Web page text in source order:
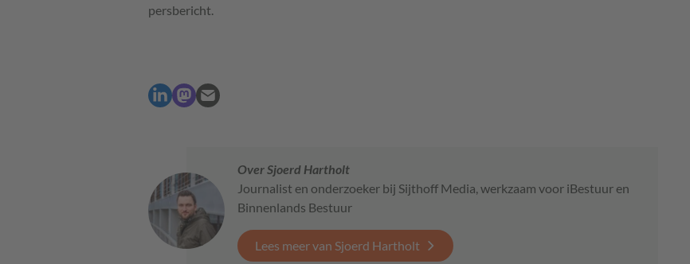
persbericht.
Over Sjoerd Hartholt
Journalist en onderzoeker bij Sijthoff Media, werkzaam voor iBestuur en
Binnenlands Bestuur
Lees meer van Sjoerd Hartholt